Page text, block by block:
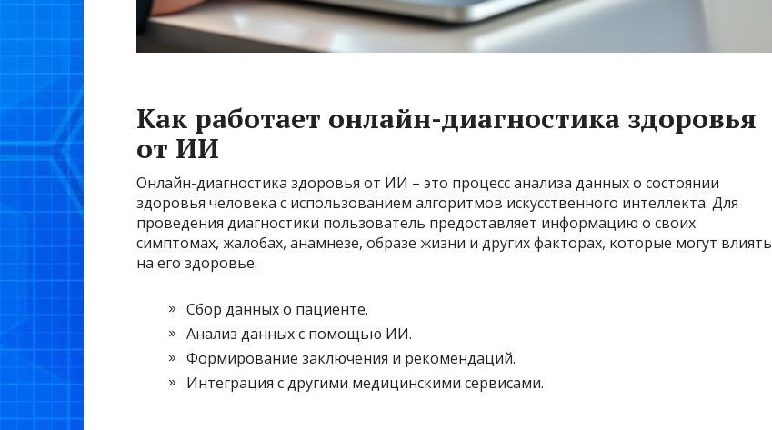
Как работает онлайн-диагностика здоровья
от ИИ
Онлайн-диагностика здоровья от ИИ – это процесс анализа данных о состоянии
здоровья человека с использованием алгоритмов искусственного интеллекта. Для
проведения диагностики пользователь предоставляет информацию о своих
симптомах, жалобах, анамнезе, образе жизни и других факторах, которые могут влиять
на его здоровье.
Сбор данных о пациенте.
Анализ данных с помощью ИИ.
Формирование заключения и рекомендаций.
Интеграция с другими медицинскими сервисами.